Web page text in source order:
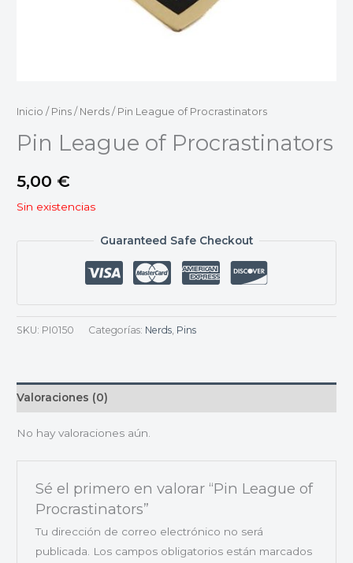
Inicio / Pins / Nerds / Pin League of Procrastinators
Pin League of Procrastinators
5,00 €
Sin existencias
Guaranteed Safe Checkout
SKU: PI0150 Categorías: Nerds, Pins
Valoraciones (0)
No hay valoraciones aún.
Sé el primero en valorar “Pin League of
Procrastinators”
Tu dirección de correo electrónico no será
publicada.
Los campos obligatorios están marcados